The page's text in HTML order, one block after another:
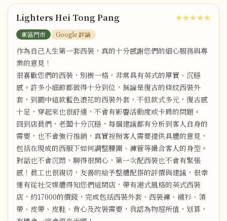
Lighters Hei Tong Pang
東區門市 Google 評論
★★★★★
作為自己人生第一套西裝，真的十分感謝您們的細心服務與專
業的意見！
很喜歡您們的西裝，別樹一格，非常具有英式的厚實、沉穩
感。許多小細節都做得十分到位，無論是復古的條紋西裝外
套，到圖中這款藍色浪花的西裝外套，不但款式多元，復古感
十足，穿起來也很舒適，不會有影響活動度或卡肩的問題。
回到店員們，老闆十分沉穩，每個建議都有分析到客人自身的
需要，也不會強行推銷，真實按照客人需要提供具體的意見，
包括在現成的西服下如何調整腰圍、褲管等撮合客人的身型。
對話也不會沉悶，聊得很開心，第一次配西裝也不會有緊張
感！員工也很親切，友善的給予整體配搭的評價與建議，很幸
運有從社交媒體得知您們這間店，帶有港式風格的英式西裝
店，約17000的價錢，完成包括西裝外套、西裝褲、襯衫、領
帶、皮帶、皮鞋、背心及改裝需要，我認為物超所值，划算，